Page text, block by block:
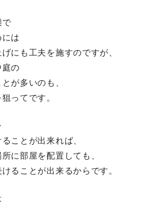
で
は
にも工夫を施すのですが、
の
が多いのも、
ってです。
ことが出来れば、
に部屋を配置しても、
ることが出来るからです。